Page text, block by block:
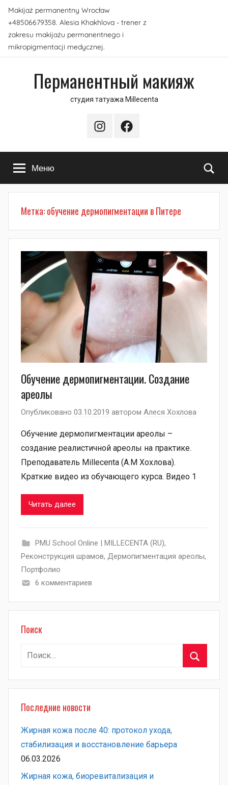
Перейти
содержимому
Makijaż permanentny Wrocław
+48506679358. Alesia Khakhlova - trener z
zakresu makijażu permanentnego i
mikropigmentacji medycznej.
Перманентный макияж
студия татуажа Millecenta
InstagramFacebook
Меню
Метка:обучение дермопигментации в Питере
Обучение дермопигментации. Создание
ареолы
Опубликовано 03.10.2019 автором Алеся Хохлова
Обучение дермопигментации ареолы –
создание реалистичной ареолы на практике.
Преподаватель Millecenta (А.М Хохлова).
Краткие видео из обучающего курса. Видео 1
Читать далее
PMU School Online | MILLECENTA (RU),
Pеконструкция шрамов, Дермопигментация ареолы,
Портфолио
6 комментариев
Поиск
Найти:
Последние новости
Жирная кожа после 40: протокол ухода,
стабилизация и восстановление барьера
06.03.2026
Жирная кожа, биоревитализация и